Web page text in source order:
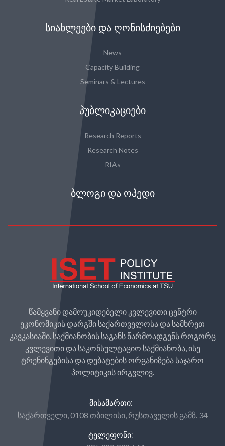
ᲡᲘᲐᲮᲚᲔᲔᲑᲘ ᲓᲐ ᲦᲝᲜᲘᲡᲫᲘᲔᲑᲔᲑᲘ
News
Capacity Building
Seminars & Lectures
ᲞᲣᲑᲚᲘᲙᲐᲪᲘᲔᲑᲘ
Research Reports
Research Notes
RIAs
ᲑᲚᲝᲒᲘ ᲓᲐ ᲝᲞᲔᲓᲘ
წამყვანი დამოუკიდებელი კვლევითი ცენტრი
ეკონომიკის დარგში საქართველოსა და სამხრეთ
კავკასიაში. საქმიანობის საგანს წარმოადგენს როგორც
კვლევითი და საკონსულტაციო საქმიანობა, ისე
ტრენინგებისა და დებატების ორგანიზება საჯარო
პოლიტიკის ირგვლივ.
ᲛᲘᲡᲐᲛᲐᲠᲗᲘ:
საქართველი, 0108 თბილისი, რუსთაველის გამზ. 34
ᲢᲔᲚᲔᲤᲝᲜᲘ: